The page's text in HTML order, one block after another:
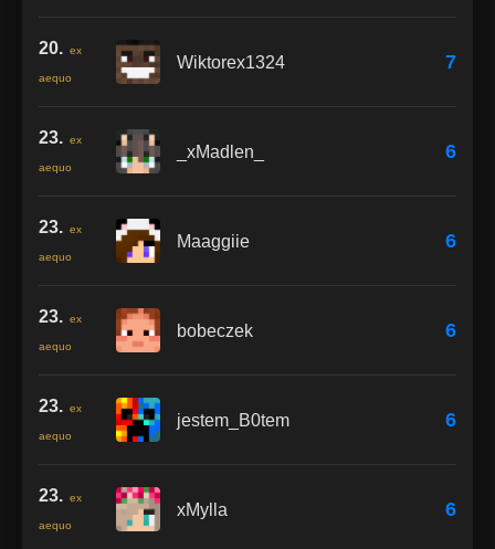
20. ex
aequo
Wiktorex1324 7
23. ex
aequo
_xMadlen_ 6
23. ex
aequo
Maaggiie 6
23. ex
aequo
bobeczek 6
23. ex
aequo
jestem_B0tem 6
23. ex
aequo
xMylla 6